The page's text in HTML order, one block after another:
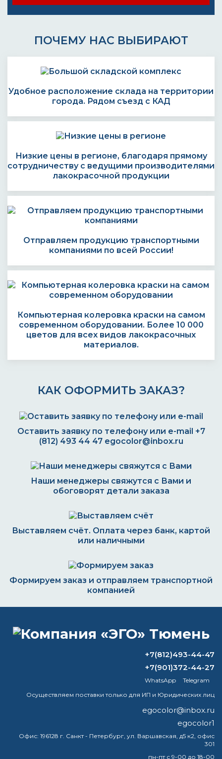
ПОЧЕМУ НАС ВЫБИРАЮТ
Удобное расположение склада на территории
города. Рядом съезд с КАД
Низкие цены в регионе, благодаря прямому
сотрудничеству с ведущими производителями
лакокрасочной продукции
Отправляем продукцию транспортными
компаниями по всей России!
Компьютерная колеровка краски на самом
современном оборудовании. Более 10 000
цветов для всех видов лакокрасочных
материалов.
КАК ОФОРМИТЬ ЗАКАЗ?
Оставить заявку по телефону или e-mail +7
(812) 493 44 47 egocolor@inbox.ru
Наши менеджеры свяжутся с Вами и
обоговорят детали заказа
Выставляем счёт. Оплата через банк, картой
или наличными
Формируем заказ и отправляем транспортной
компанией
Сколько стоит полиуретановая эмаль?
Можно ли смешать пф 266 и пф 115?
Чем разбавить краску по металлу для
+7(812)493-44-47
+7(901)372-44-27
WhatsApp
Telegram
Осуществляем поставки только для ИП и Юридических лиц
egocolor@inbox.ru
egocolor1
Офис: 196128 г. Санкт - Петербург, ул. Варшавская, д5 к2, офис
301
пн-пт с 9-00 до 18-00